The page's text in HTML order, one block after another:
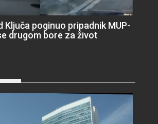
Ključa poginuo pripadnik MUP-
drugom bore za život